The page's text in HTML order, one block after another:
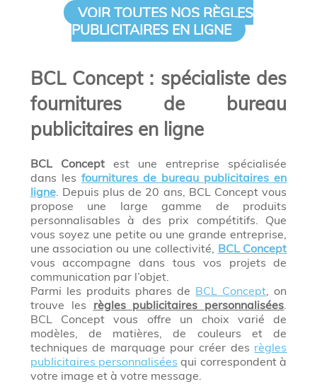
VOIR TOUTES NOS RÈGLES
PUBLICITAIRES EN LIGNE
BCL Concept : spécialiste des
fournitures de bureau
publicitaires en ligne
BCL Conceptest une entreprise spécialisée
dans les fournitures de bureau publicitaires en
ligne. Depuis plus de 20 ans, BCL Concept vous
propose une large gamme de produits
personnalisables à des prix compétitifs. Que
vous soyez une petite ou une grande entreprise,
une association ou une collectivité, BCL Concept
vous accompagne dans tous vos projets de
communication par l’objet.
Parmi les produits phares de BCL Concept, on
trouve les règles publicitaires personnalisées.
BCL Concept vous offre un choix varié de
modèles, de matières, de couleurs et de
techniques de marquage pour créer des règles
publicitaires personnalisées qui correspondent à
votre image et à votre message.